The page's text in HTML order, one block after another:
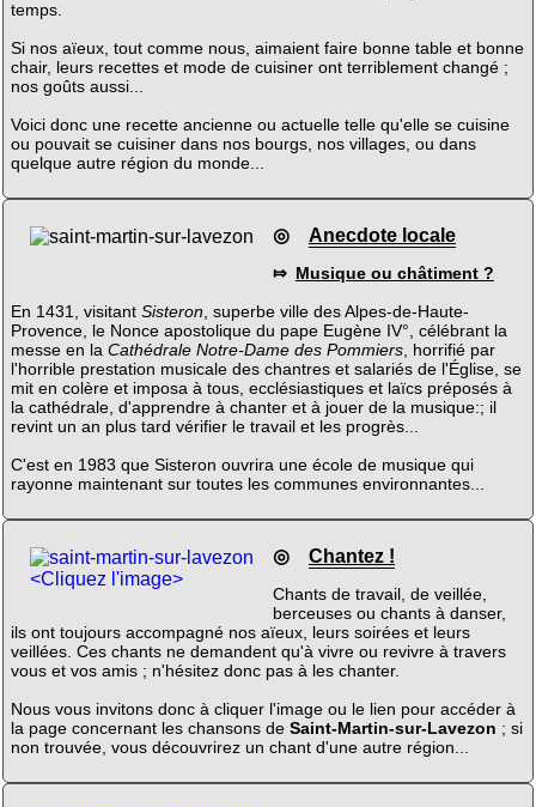
temps.
Si nos aïeux, tout comme nous, aimaient faire bonne table et bonne
chair, leurs recettes et mode de cuisiner ont terriblement changé ;
nos goûts aussi...
Voici donc une recette ancienne ou actuelle telle qu'elle se cuisine
ou pouvait se cuisiner dans nos bourgs, nos villages, ou dans
quelque autre région du monde...
◎ Anecdote locale
⤇ Musique ou châtiment ?
En 1431, visitant Sisteron , superbe ville des Alpes-de-Haute-
Provence, le Nonce apostolique du pape Eugène IV°, célébrant la
messe en la Cathédrale Notre-Dame des Pommiers, horrifié par
l'horrible prestation musicale des chantres et salariés de l'Église, se
mit en colère et imposa à tous, ecclésiastiques et laïcs préposés à
la cathédrale, d'apprendre à chanter et à jouer de la musique:; il
revint un an plus tard vérifier le travail et les progrès...
C'est en 1983 que Sisteron ouvrira une école de musique qui
rayonne maintenant sur toutes les communes environnantes...
<Cliquez l'image>
◎ Chantez !
Chants de travail, de veillée,
berceuses ou chants à danser,
ils ont toujours accompagné nos aïeux, leurs soirées et leurs
veillées. Ces chants ne demandent qu'à vivre ou revivre à travers
vous et vos amis ; n'hésitez donc pas à les chanter.
Nous vous invitons donc à cliquer l'image ou le lien pour accéder à
la page concernant les chansons de Saint-Martin-sur-Lavezon ; si
non trouvée, vous découvrirez un chant d'une autre région...